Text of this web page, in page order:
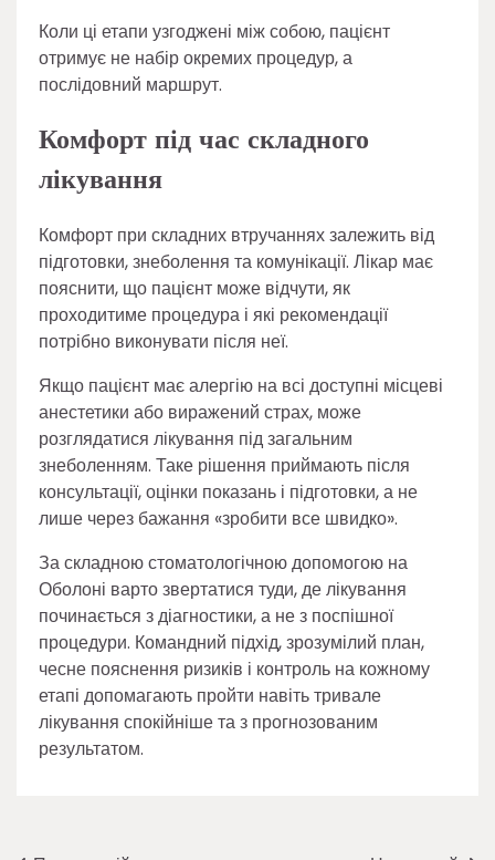
Коли ці етапи узгоджені між собою, пацієнт
отримує не набір окремих процедур, а
послідовний маршрут.
Комфорт під час складного
лікування
Комфорт при складних втручаннях залежить від
підготовки, знеболення та комунікації. Лікар має
пояснити, що пацієнт може відчути, як
проходитиме процедура і які рекомендації
потрібно виконувати після неї.
Якщо пацієнт має алергію на всі доступні місцеві
анестетики або виражений страх, може
розглядатися лікування під загальним
знеболенням. Таке рішення приймають після
консультації, оцінки показань і підготовки, а не
лише через бажання «зробити все швидко».
За складною стоматологічною допомогою на
Оболоні варто звертатися туди, де лікування
починається з діагностики, а не з поспішної
процедури. Командний підхід, зрозумілий план,
чесне пояснення ризиків і контроль на кожному
етапі допомагають пройти навіть тривале
лікування спокійніше та з прогнозованим
результатом.